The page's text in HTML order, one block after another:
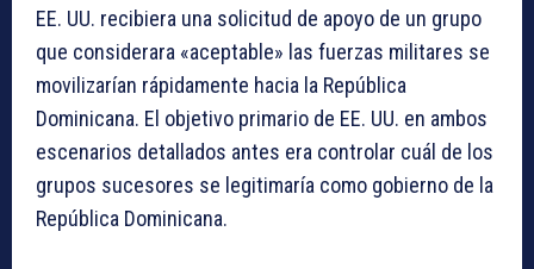
EE. UU. recibiera una solicitud de apoyo de un grupo
que considerara «aceptable» las fuerzas militares se
movilizarían rápidamente hacia la República
Dominicana. El objetivo primario de EE. UU. en ambos
escenarios detallados antes era controlar cuál de los
grupos sucesores se legitimaría como gobierno de la
República Dominicana.